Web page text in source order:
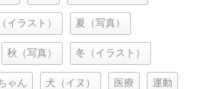
イラスト） 夏（写真）
秋（写真） 冬（イラスト）
ゃん 犬（イヌ） 医療 運動